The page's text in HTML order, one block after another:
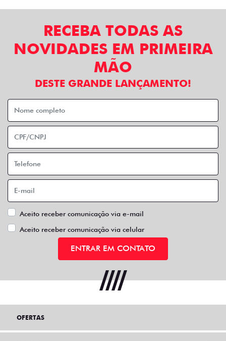
RECEBA TODAS AS
NOVIDADES EM PRIMEIRA
MÃO
DESTE GRANDE LANÇAMENTO!
Aceito receber comunicação via e-mail
Aceito receber comunicação via celular
ENTRAR EM CONTATO
OFERTAS